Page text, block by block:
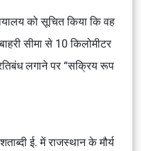
को सूचित किया कि वह
सीमा से 10 किलोमीटर
लगाने पर “सक्रिय रूप
ई. में राजस्थान के मौर्य